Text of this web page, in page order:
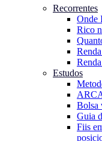
Recorrentes
Onde
Rico
Estudos
Bolsa
Guia
Fiis